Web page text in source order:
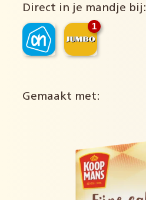
Direct in je mandje bij:
1
Gemaakt met: